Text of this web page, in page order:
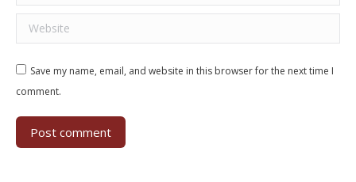
Website
Save my name, email, and website in this browser for the next time I
comment.
Post comment